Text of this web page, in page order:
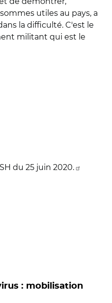
utiles au pays, a
la difficulté. C'est le
militant qui est le
du 25 juin 2020.
: mobilisation